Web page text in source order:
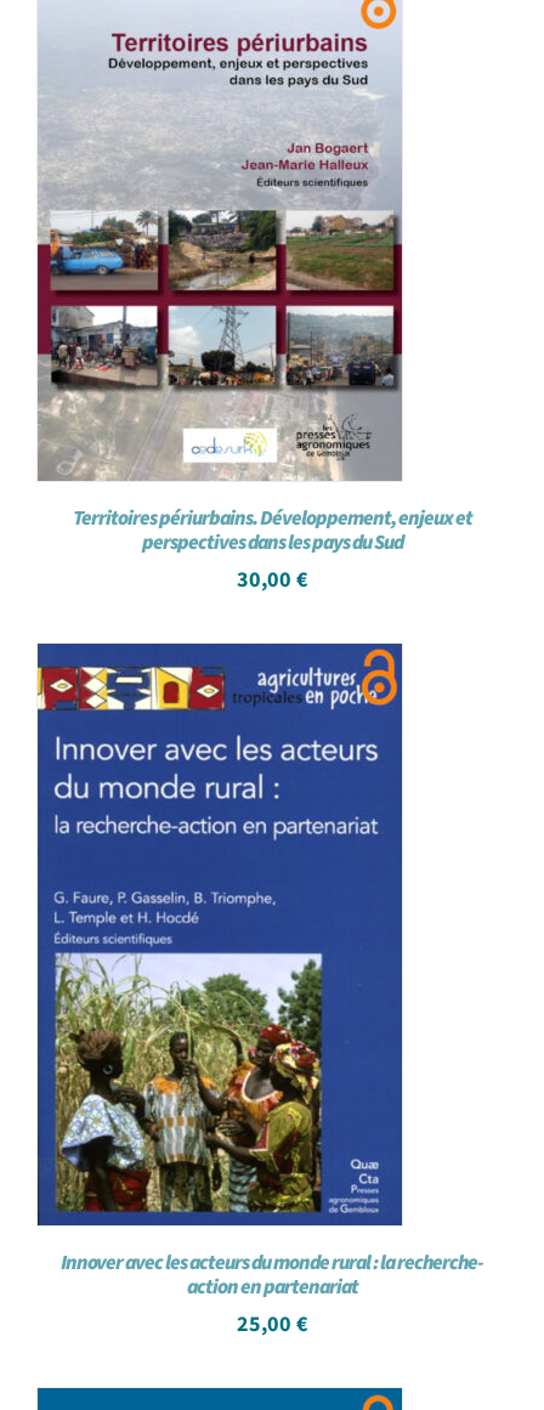
Achat en ligne
Panier WooCommerce
Territoires périurbains. Développement, enjeux et
perspectives dans les pays du Sud
30,00 €
Innover avec les acteurs du monde rural : la recherche-
action en partenariat
25,00 €